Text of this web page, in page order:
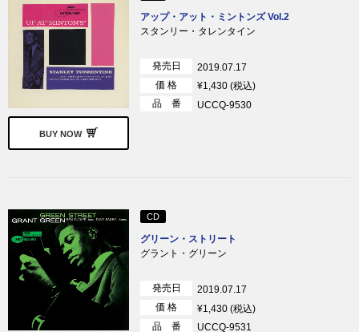
BUY NOW
アップ・アット・ミントンズ Vol.2
スタンリー・タレンタイン
発売日
2019.07.17
価 格
¥1,430 (税込)
品 番
UCCQ-9530
CD
グリーン・ストリート
グラント・グリーン
発売日
2019.07.17
価 格
¥1,430 (税込)
品 番
UCCQ-9531